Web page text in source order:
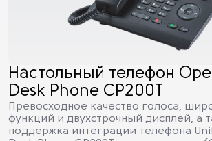
Настольный телефон
Desk Phone CP200T
Превосходное качество голоса,
функций и двухстрочный дисплей, а
поддержка интеграции телефона